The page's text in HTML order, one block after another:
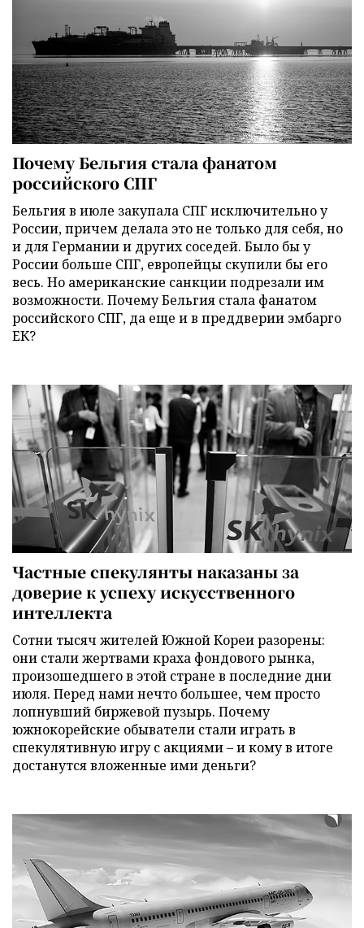
Почему Бельгия стала фанатом
российского СПГ
Бельгия в июле закупала СПГ исключительно у
России, причем делала это не только для себя, но
и для Германии и других соседей. Было бы у
России больше СПГ, европейцы скупили бы его
весь. Но американские санкции подрезали им
возможности. Почему Бельгия стала фанатом
российского СПГ, да еще и в преддверии эмбарго
ЕК?
Частные спекулянты наказаны за
доверие к успеху искусственного
интеллекта
Сотни тысяч жителей Южной Кореи разорены:
они стали жертвами краха фондового рынка,
произошедшего в этой стране в последние дни
июля. Перед нами нечто большее, чем просто
лопнувший биржевой пузырь. Почему
южнокорейские обыватели стали играть в
спекулятивную игру с акциями – и кому в итоге
достанутся вложенные ими деньги?